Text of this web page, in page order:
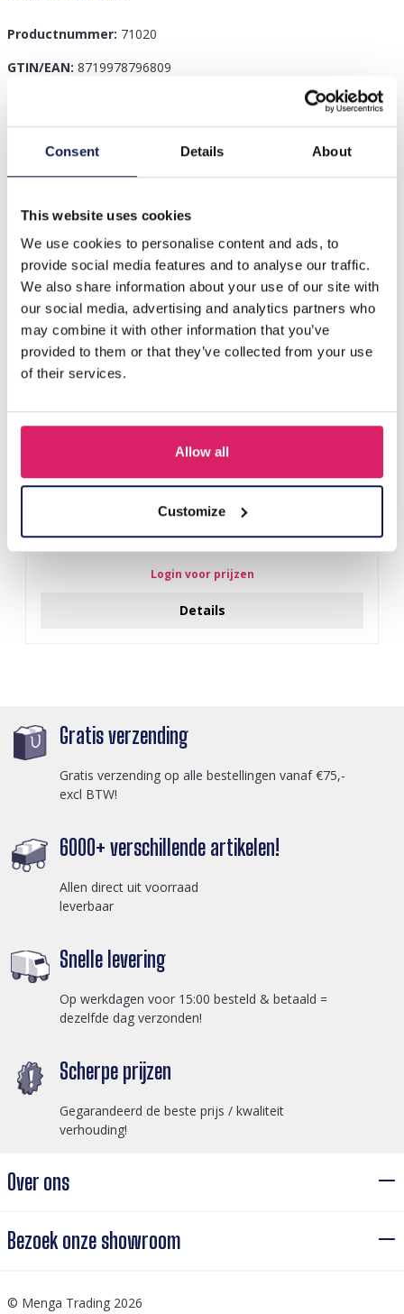
Consent Details About
This website uses cookies
We use cookies to personalise content and ads, to
provide social media features and to analyse our traffic.
We also share information about your use of our site with
our social media, advertising and analytics partners who
may combine it with other information that you’ve
provided to them or that they’ve collected from your use
of their services.
Allow all
Customize
Productnummer: 71020
GTIN/EAN: 8719978796809
Productnaam: R-O4.2 BAG1116-001-1 Make-uptasje —
stijlvolle make-uptas g…Meer
Anderen kochten ook
S-A5.2 BAG1015-001-2 Make Up Bag Flowers 18x11x7cm Blue
Login voor prijzen
Details
Gratis verzending
Gratis verzending op alle bestellingen vanaf €75,-
excl BTW!
6000+ verschillende artikelen!
Allen direct uit voorraad
leverbaar
Snelle levering
Op werkdagen voor 15:00 besteld & betaald =
dezelfde dag verzonden!
Scherpe prijzen
Gegarandeerd de beste prijs / kwaliteit
verhouding!
Over ons
Bezoek onze showroom
© Menga Trading 2026